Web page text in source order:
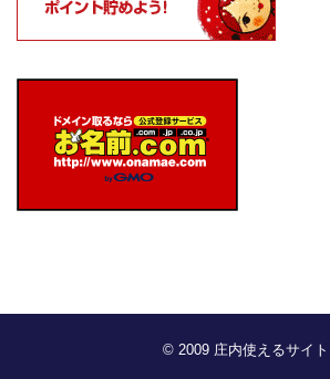
© 2009 庄内使えるサイト